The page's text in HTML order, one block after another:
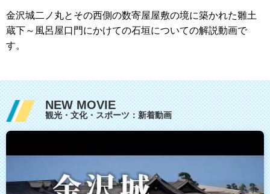
金沢城二ノ丸とその西側の数寄屋屋敷の境に築かれた雛土
蔵下～風呂屋口門にかけての石垣についての解説動画で
す。
NEW MOVIE
観光・文化・スポーツ：新着動画